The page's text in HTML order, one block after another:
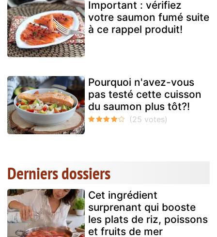
Important : vérifiez
votre saumon fumé suite
à ce rappel produit!
Pourquoi n'avez-vous
pas testé cette cuisson
du saumon plus tôt?!
Derniers dossiers
Cet ingrédient
surprenant qui booste
les plats de riz, poissons
et fruits de mer